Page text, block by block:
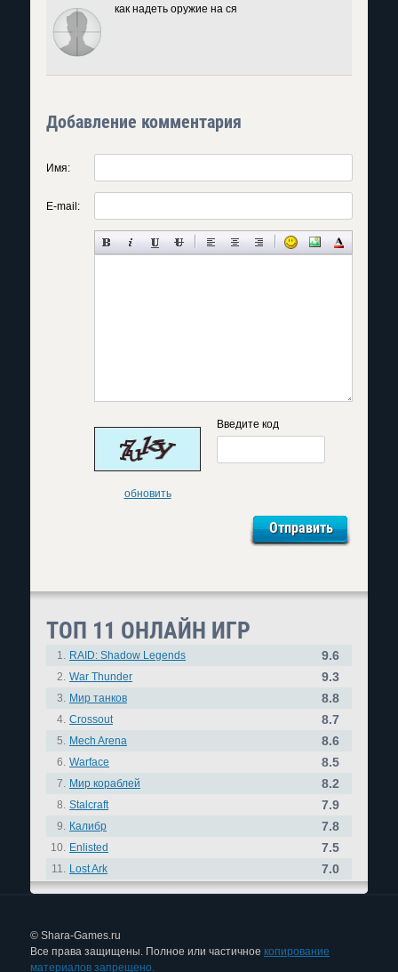
как надеть оружие на ся
Добавление комментария
Имя:
E-mail:
обновить
Введите код
ТОП 11 ОНЛАЙН ИГР
1. RAID: Shadow Legends 9.6
2. War Thunder 9.3
3. Мир танков 8.8
4. Crossout 8.7
5. Mech Arena 8.6
6. Warface 8.5
7. Мир кораблей 8.2
8. Stalcraft 7.9
9. Калибр 7.8
10. Enlisted 7.5
11. Lost Ark 7.0
© Shara-Games.ru
Все права защищены. Полное или частичное копирование
материалов запрещено.